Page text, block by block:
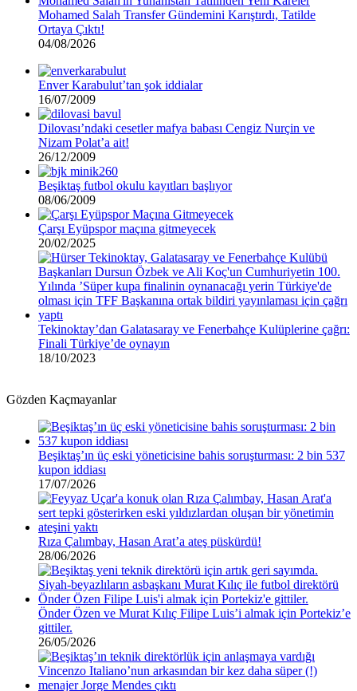
Mohamed Salah Transfer Gündemini Karıştırdı, Tatilde
Ortaya Çıktı!
04/08/2026
Enver Karabulut’tan şok iddialar
16/07/2009
Dilovası’ndaki cesetler mafya babası Cengiz Nurçin ve
Nizam Polat’a ait!
26/12/2009
Beşiktaş futbol okulu kayıtları başlıyor
08/06/2009
Çarşı Eyüpspor maçına gitmeyecek
20/02/2025
Tekinoktay’dan Galatasaray ve Fenerbahçe Kulüplerine çağrı:
Finali Türkiye’de oynayın
18/10/2023
Gözden Kaçmayanlar
Beşiktaş’ın üç eski yöneticisine bahis soruşturması: 2 bin 537
kupon iddiası
17/07/2026
Rıza Çalımbay, Hasan Arat’a ateş püskürdü!
28/06/2026
Önder Özen ve Murat Kılıç Filipe Luis’i almak için Portekiz’e
gittiler.
26/05/2026